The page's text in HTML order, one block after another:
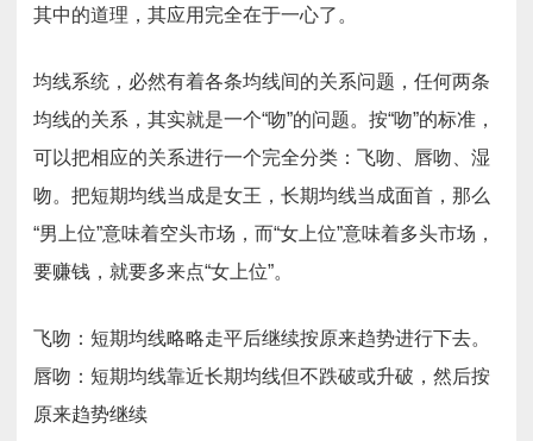
其中的道理，其应用完全在于一心了。
均线系统，必然有着各条均线间的关系问题，任何两条
均线的关系，其实就是一个“吻”的问题。按“吻”的标准，
可以把相应的关系进行一个完全分类：飞吻、唇吻、湿
吻。把短期均线当成是女王，长期均线当成面首，那么
“男上位”意味着空头市场，而“女上位”意味着多头市场，
要赚钱，就要多来点“女上位”。
飞吻：短期均线略略走平后继续按原来趋势进行下去。
唇吻：短期均线靠近长期均线但不跌破或升破，然后按
原来趋势继续